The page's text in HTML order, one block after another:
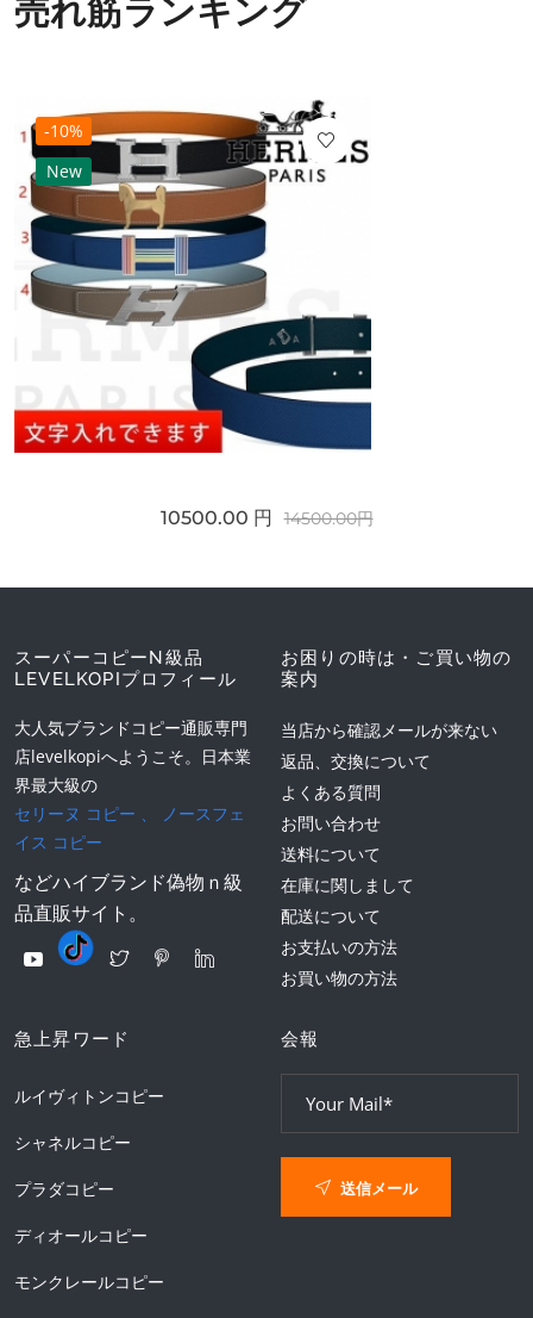
売れ筋ランキング
-10%
New
10500.00 円 14500.00円
スーパーコピーN級品
LEVELKOPIプロフィール
大人気ブランドコピー通販専門
店levelkopiへようこそ。日本業
界最大級の
セリーヌ コピー 、
ノースフェ
イス コピー
などハイブランド偽物ｎ級
品直販サイト。
お困りの時は・ご買い物の
案内
当店から確認メールが来ない
返品、交換について
よくある質問
お問い合わせ
送料について
在庫に関しまして
配送について
お支払いの方法
お買い物の方法
急上昇ワード
ルイヴィトンコピー
シャネルコピー
プラダコピー
ディオールコピー
モンクレールコピー
会報
送信メール